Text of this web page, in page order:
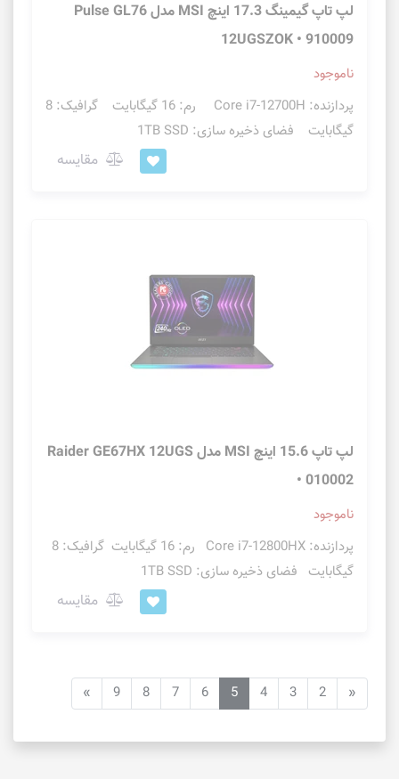
لپ تاپ گیمینگ 17.3 اینچ MSI مدل Pulse GL76
12UGSZOK • 910009
ناموجود
پردازنده: Core i7-12700H رم: 16 گیگابایت گرافیک: 8
گیگابایت فضای ذخیره سازی: 1TB SSD
مقایسه
لپ تاپ 15.6 اینچ MSI مدل Raider GE67HX 12UGS
• 010002
ناموجود
پردازنده: Core i7-12800HX رم: 16 گیگابایت گرافیک: 8
گیگابایت فضای ذخیره سازی: 1TB SSD
مقایسه
«
2
3
4
5
6
7
8
9
»